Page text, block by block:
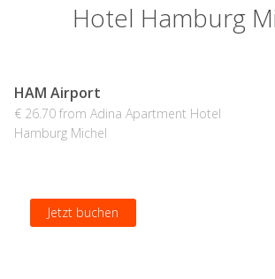
Hotel Hamburg
HAM Airport
€ 26.70 from Adina Apartment Hotel
Hamburg Michel
Jetzt buchen